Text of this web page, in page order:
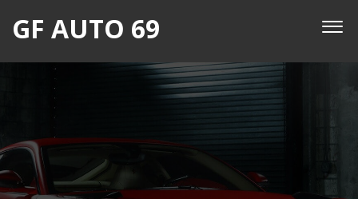
GF AUTO 69